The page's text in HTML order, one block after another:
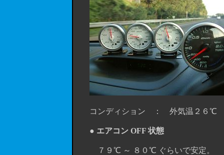
コンディション ： 外気温２６℃ /
● エアコン OFF 状態
７９℃ ～ ８０℃ ぐらいで安定。